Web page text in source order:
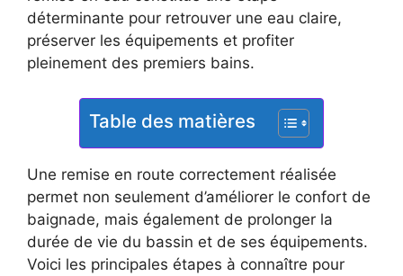
déterminante pour retrouver une eau claire,
préserver les équipements et profiter
pleinement des premiers bains.
Table des matières
Une remise en route correctement réalisée
permet non seulement d’améliorer le confort de
baignade, mais également de prolonger la
durée de vie du bassin et de ses équipements.
Voici les principales étapes à connaître pour